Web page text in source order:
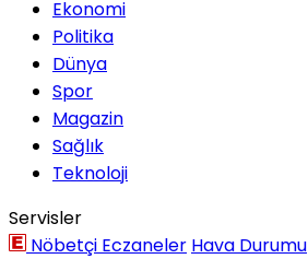
Ekonomi
Politika
Dünya
Spor
Magazin
Sağlık
Teknoloji
Servisler
Nöbetçi Eczaneler Hava Durumu